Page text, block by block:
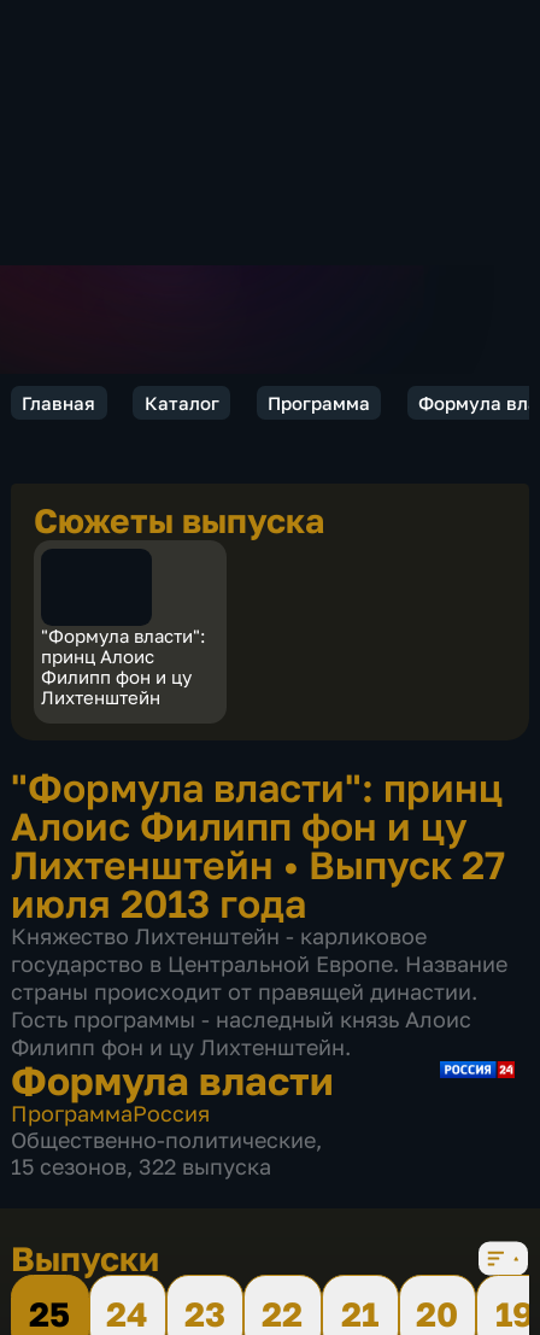
Главная Каталог Программа Формула
Сюжеты выпуска
"Формула власти":
принц Алоис
Филипп фон и цу
Лихтенштейн
"Формула власти": принц
Алоис Филипп фон и цу
Лихтенштейн • Выпуск 27
июля 2013 года
Княжество Лихтенштейн - карликовое
государство в Центральной Европе. Название
страны происходит от правящей династии.
Гость программы - наследный князь Алоис
Филипп фон и цу Лихтенштейн.
Формула власти
ПрограммаРоссия
Общественно-политические,
15 сезонов, 322 выпуска
Выпуски
25
24 23 22 21 20
19